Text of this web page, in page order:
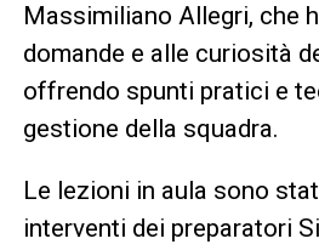
Massimiliano Allegri, che
domande e alle curiosità
offrendo spunti pratici e
gestione della squadra.
Le lezioni in aula sono
interventi dei preparatori